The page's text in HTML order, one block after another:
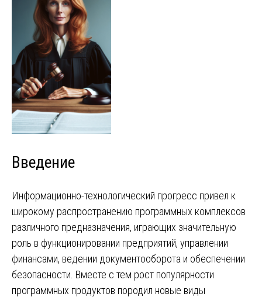
Введение
Информационно-технологический прогресс привел к
широкому распространению программных комплексов
различного предназначения, играющих значительную
роль в функционировании предприятий, управлении
финансами, ведении документооборота и обеспечении
безопасности. Вместе с тем рост популярности
программных продуктов породил новые виды